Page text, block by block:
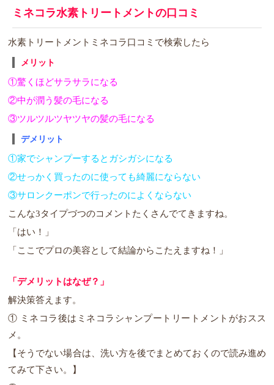
ミネコラ水素トリートメントの口コミ
水素トリートメントミネコラ口コミで検索したら
メリット
①驚くほどサラサラになる
②中が潤う髪の毛になる
③ツルツルツヤツヤの髪の毛になる
デメリット
①家でシャンプーするとガシガシになる
②せっかく買ったのに使っても綺麗にならない
③サロンクーポンで行ったのによくならない
こんな3タイプづつのコメントたくさんでてきますね。
「はい！」
「ここでプロの美容として結論からこたえますね！」
「デメリットはなぜ？」
解決策答えます。
① ミネコラ後はミネコラシャンプートリートメントがおスス
メ。
【そうでない場合は、洗い方を後でまとめておくので読み進め
てみて下さい。】